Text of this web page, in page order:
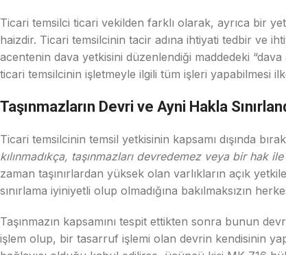
Ticari temsilci ticari vekilden farklı olarak, ayrıca bir
haizdir. Ticari temsilcinin tacir adına ihtiyati tedbir ve
acentenin dava yetkisini düzenlendiği maddedeki
ticari temsilcinin işletmeyle ilgili tüm işleri yapabilmesi
Taşınmazların Devri ve Ayni Hakla
Ticari temsilcinin temsil yetkisinin kapsamı dışında
kılınmadıkça, taşınmazları devredemez veya bir hak ile
zaman taşınırlardan yüksek olan varlıkların açık
sınırlama iyiniyetli olup olmadığına bakılmaksızın
Taşınmazın kapsamını tespit ettikten sonra bunun
işlem olup, bir tasarruf işlemi olan devrin kendisinin